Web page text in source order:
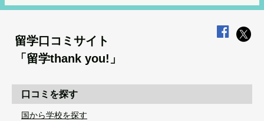
留学口コミサイト
「留学thank you!」
口コミを探す
国から学校を探す